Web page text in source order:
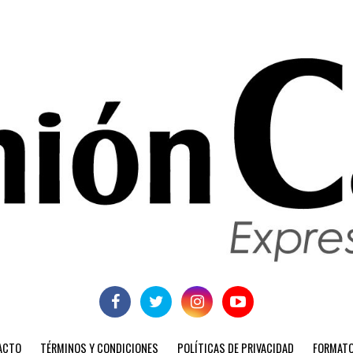
TÉRMINOS Y CONDICIONES POLÍTICAS DE PRIVACIDAD